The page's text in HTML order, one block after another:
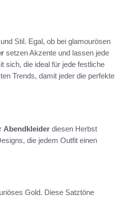
Stil. Egal, ob bei glamourösen
setzen Akzente und lassen jede
sich, die ideal für jede festliche
Trends, damit jeder die perfekte
Abendkleider diesen Herbst
die jedem Outfit einen
Gold. Diese Satztöne